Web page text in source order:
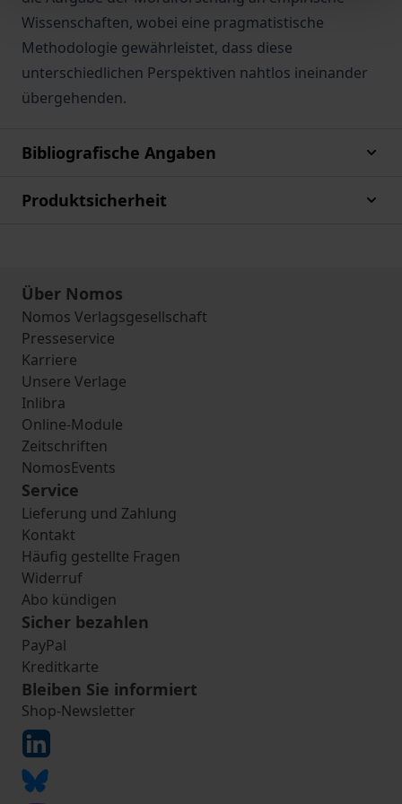
Wissenschaften, wobei eine pragmatistische
Methodologie gewährleistet, dass diese
unterschiedlichen Perspektiven nahtlos ineinander
übergehenden.
Bibliografische Angaben
Produktsicherheit
Über Nomos
Nomos Verlagsgesellschaft
Presseservice
Karriere
Unsere Verlage
Inlibra
Online-Module
Zeitschriften
NomosEvents
Service
Lieferung und Zahlung
Kontakt
Häufig gestellte Fragen
Widerruf
Abo kündigen
Sicher bezahlen
PayPal
Kreditkarte
Bleiben Sie informiert
Shop-Newsletter